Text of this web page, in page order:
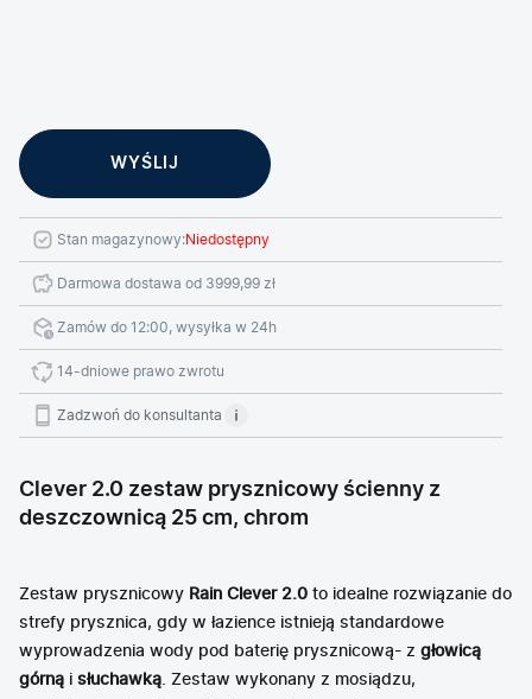
Stan magazynowy:Niedostępny
Darmowa dostawa od 3999,99 zł
Zamów do 12:00, wysyłka w 24h
14-dniowe prawo zwrotu
Zadzwoń do konsultanta
Clever 2.0 zestaw prysznicowy ścienny z
deszczownicą 25 cm, chrom
Zestaw prysznicowy Rain Clever 2.0 to idealne rozwiązanie do
strefy prysznica, gdy w łazience istnieją standardowe
wyprowadzenia wody pod baterię prysznicową- z głowicą
górną i słuchawką. Zestaw wykonany z mosiądzu,